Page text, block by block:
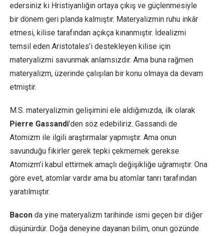
edersiniz ki Hristiyanlığın ortaya çıkış ve güçlenmesiyle
bir dönem geri planda kalmıştır. Materyalizmin ruhu inkâr
etmesi, kilise tarafından açıkça kınanmıştır. İdealizmi
temsil eden Aristotales’i destekleyen kilise için
materyalizmi savunmak anlamsızdır. Ama buna rağmen
materyalizm, üzerinde çalışılan bir konu olmaya da devam
etmiştir.
M.S. materyalizmin gelişimini ele aldığımızda, ilk olarak
Pierre Gassandi’den söz edebiliriz. Gassandi de
Atomizm ile ilgili araştırmalar yapmıştır. Ama onun
savunduğu fikirler gerek tepki çekmemek gerekse
Atomizm’i kabul ettirmek amaçlı değişikliğe uğramıştır. Ona
göre evet, atomlar vardır ama bu atomlar tanrı tarafından
yaratılmıştır.
Bacon da yine materyalizm tarihinde ismi geçen bir diğer
düşünürdür. Doğa deneyine dayanan bilim, onun gözünde